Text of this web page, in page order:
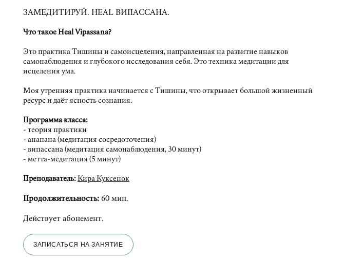
ЗАМЕДИТИРУЙ. HEAL ВИПАССАНА.
Что такое Heal Vipassana?
Это практика Тишины и самоисцеления, направленная на развитие навыков
самонаблюдения и глубокого исследования себя. Это техника медитации для
исцеления ума.
Моя утренняя практика начинается с Тишины, что открывает большой жизненный
ресурс и даёт ясность сознания.
Программа класса:
- теория практики
- анапана (медитация сосредоточения)
- випассана (медитация самонаблюдения, 30 минут)
- метта-медитация (5 минут)
Преподаватель:Кира Куксенок
Продолжительность: 60 мин.
Действует абонемент.
ЗАПИСАТЬСЯ НА ЗАНЯТИЕ